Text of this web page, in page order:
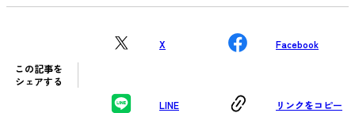
この記事を
シェアする
X Facebook
LINE リンクをコピー